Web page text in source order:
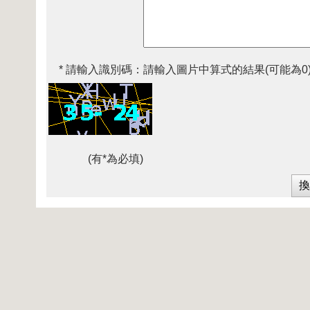
* 請輸入識別碼： 請輸入圖片中算式的結果(可能為
(有*為必填)